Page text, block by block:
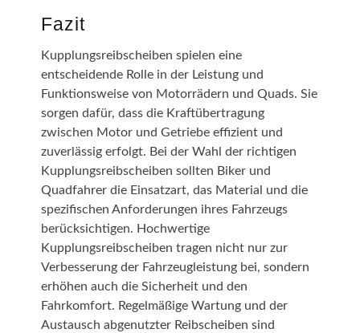
Fazit
Kupplungsreibscheiben spielen eine
entscheidende Rolle in der Leistung und
Funktionsweise von Motorrädern und Quads. Sie
sorgen dafür, dass die Kraftübertragung
zwischen Motor und Getriebe effizient und
zuverlässig erfolgt. Bei der Wahl der richtigen
Kupplungsreibscheiben sollten Biker und
Quadfahrer die Einsatzart, das Material und die
spezifischen Anforderungen ihres Fahrzeugs
berücksichtigen. Hochwertige
Kupplungsreibscheiben tragen nicht nur zur
Verbesserung der Fahrzeugleistung bei, sondern
erhöhen auch die Sicherheit und den
Fahrkomfort. Regelmäßige Wartung und der
Austausch abgenutzter Reibscheiben sind